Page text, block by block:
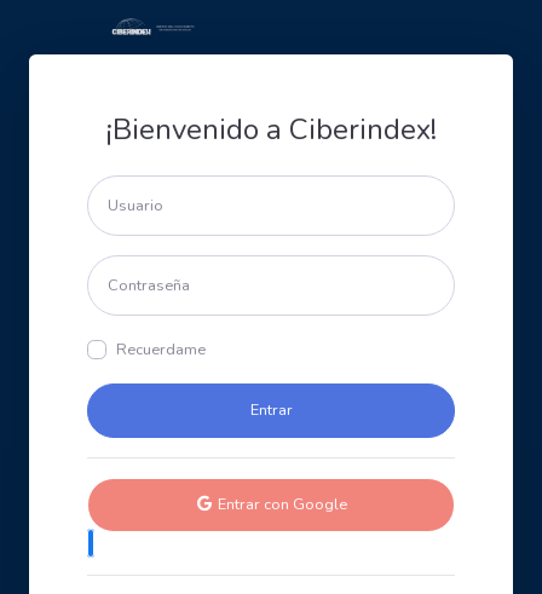
¡Bienvenido a Ciberindex!
Recuerdame
Entrar con Google